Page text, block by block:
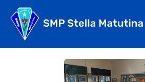
content